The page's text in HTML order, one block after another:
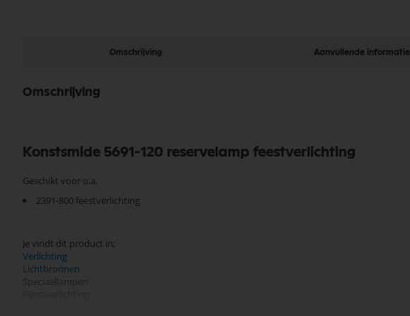
Omschrijving Aanvullende informatie
Omschrijving
Konstsmide 5691-120 reservelamp feestverlichting
Geschikt voor o.a.
2391-800 feestverlichting
Je vindt dit product in;
Verlichting
Lichtbronnen
Speciaallampen
Feestverlichting